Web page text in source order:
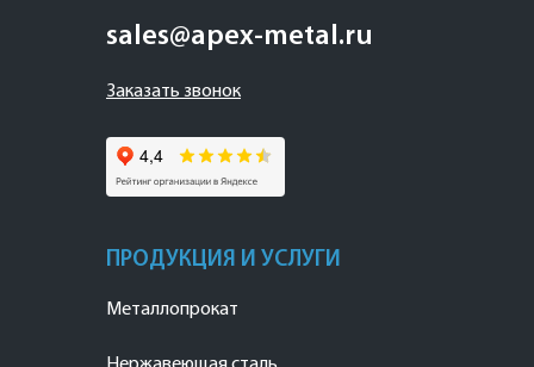
sales@apex-metal.ru
Заказать звонок
ПРОДУКЦИЯ И УСЛУГИ
Металлопрокат